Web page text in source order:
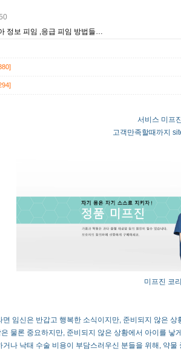
정보 피임 ,응급 피임 방법들…
서비스 미프
고객만족할때까지
미프진 코
임신은 반갑고 행복한 소식이지만, 준비되지 않은
물론 중요하지만, 준비되지 않은 상황에서 아이를
거나 낙태 수술 비용이 부담스러우신 분들을 위해, 약